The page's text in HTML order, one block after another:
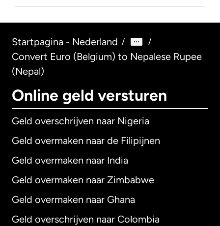
Startpagina - Nederland / /
Convert Euro (Belgium) to Nepalese Rupee
(Nepal)
Online geld versturen
Geld overschrijven naar Nigeria
Geld overmaken naar de Filipijnen
Geld overmaken naar India
Geld overmaken naar Zimbabwe
Geld overmaken naar Ghana
Geld overschrijven naar Colombia